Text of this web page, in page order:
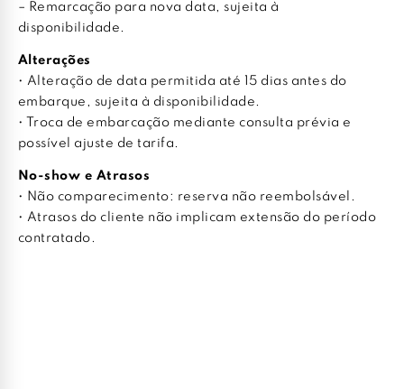
– Remarcação para nova data, sujeita à
disponibilidade.
Alterações
• Alteração de data permitida até 15 dias antes do
embarque, sujeita à disponibilidade.
• Troca de embarcação mediante consulta prévia e
possível ajuste de tarifa.
No-show e Atrasos
• Não comparecimento: reserva não reembolsável.
• Atrasos do cliente não implicam extensão do período
contratado.